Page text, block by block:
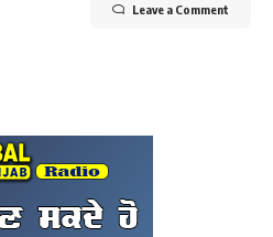
Leave a Comment